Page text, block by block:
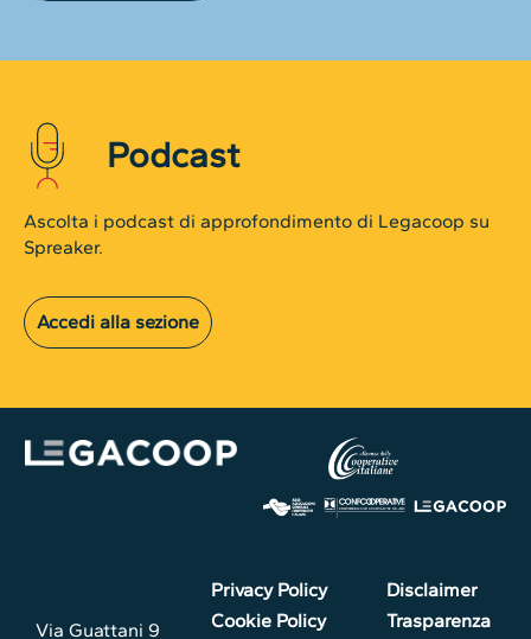
Podcast
Ascolta i podcast di approfondimento di Legacoop su
Spreaker.
Accedi alla sezione
Via Guattani 9
Privacy Policy
Cookie Policy
Disclaimer
Trasparenza